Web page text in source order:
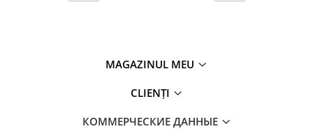
MAGAZINUL MEU
CLIENȚI
КОММЕРЧЕСКИЕ ДАННЫЕ